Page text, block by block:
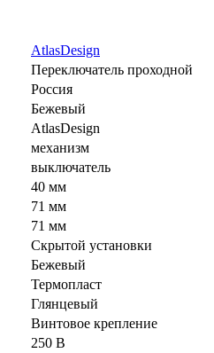
AtlasDesign
Переключатель проходной
Россия
Бежевый
AtlasDesign
механизм
выключатель
40 мм
71 мм
71 мм
Скрытой установки
Бежевый
Термопласт
Глянцевый
Винтовое крепление
250 В